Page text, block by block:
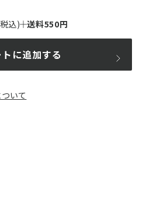
込) 送料550円
に追加する
いて